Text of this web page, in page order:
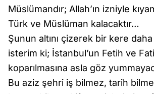
Müslümandır; Allah’ın izniyle
Türk ve Müslüman kalacaktır…
Şunun altını çizerek bir kere
isterim ki; İstanbul’un Fetih ve
koparılmasına asla göz
Bu aziz şehri iş bilmez, tarih